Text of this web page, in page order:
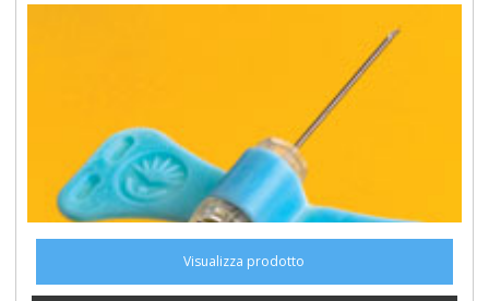
Visualizza prodotto